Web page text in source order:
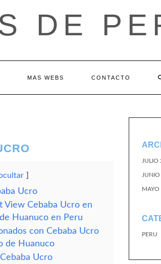
DE
MAS WEBS CONTACTO
Ucro
View Cebaba Ucro en
Huanuco en Peru
con Cebaba Ucro
de Huanuco
Ucro
JULIO
PERU